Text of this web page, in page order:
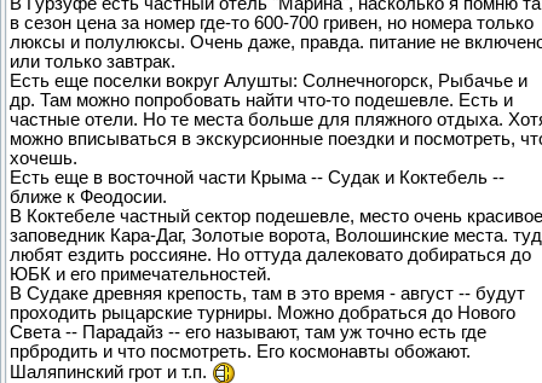
в сезон цена за номер где-то 600-700 гривен, но номера только
люксы и полулюксы. Очень даже, правда. питание не
или только завтрак.
Есть еще поселки вокруг Алушты: Солнечногорск, Рыбачье и
др. Там можно попробовать найти что-то подешевле. Есть и
частные отели. Но те места больше для пляжного отдыха.
можно вписываться в экскурсионные поездки и посмотреть,
хочешь.
Есть еще в восточной части Крыма -- Судак и Коктебель --
ближе к Феодосии.
В Коктебеле частный сектор подешевле, место очень
заповедник Кара-Даг, Золотые ворота, Волошинские места.
любят ездить россияне. Но оттуда далековато добираться до
ЮБК и его примечательностей.
В Судаке древняя крепость, там в это время - август -- будут
проходить рыцарские турниры. Можно добраться до Нового
Света -- Парадайз -- его называют, там уж точно есть где
прбродить и что посмотреть. Его космонавты обожают.
Шаляпинский грот и т.п.